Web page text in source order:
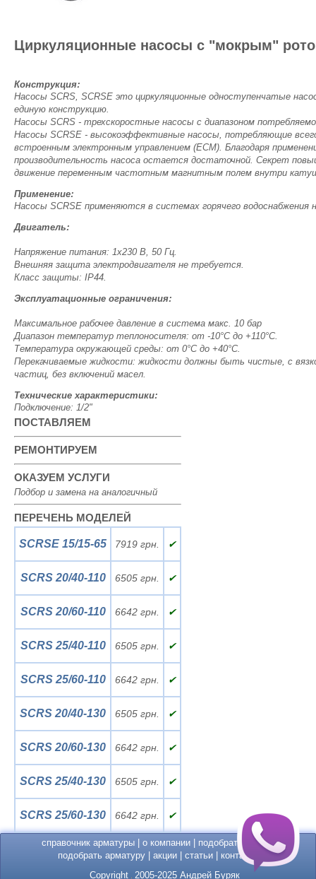
Циркуляционные насосы с "мокрым"
Конструкция:
Насосы SCRS, SCRSE это циркуляционные одноступенчатые
единую конструкцию.
Насосы SCRS - трехскоростные насосы с диапазоном
Насосы SCRSE - высокоэффективные насосы, потребляющие
встроенным электронным управлением (ЕСМ). Благодаря
производительность насоса остается достаточной. Секрет
движение переменным частотным магнитным полем внутри
Применение:
Насосы SCRSE применяются в системах горячего водоснабжения
Двигатель:
Напряжение питания: 1х230 В, 50 Гц.
Внешняя защита электродвигателя не требуется.
Класс защиты: IP44.
Эксплуатационные ограничения:
Максимальное рабочее давление в система макс. 10 бар
Диапазон температур теплоносителя: от -10°C до +110°C.
Температура окружающей среды: от 0°C до +40°C.
Перекачиваемые жидкости: жидкости должны быть чистые, с
частиц, без включений масел.
Технические характеристики:
Подключение: 1/2"
ПОСТАВЛЯЕМ
РЕМОНТИРУЕМ
ОКАЗУЕМ УСЛУГИ
Подбор и замена на аналогичный
ПЕРЕЧЕНЬ МОДЕЛЕЙ
SCRSE 15/15-65 7919 грн. ✔
SCRS 20/40-110 6505 грн. ✔
SCRS 20/60-110 6642 грн. ✔
SCRS 25/40-110 6505 грн. ✔
SCRS 25/60-110 6642 грн. ✔
SCRS 20/40-130 6505 грн. ✔
SCRS 20/60-130 6642 грн. ✔
SCRS 25/40-130 6505 грн. ✔
SCRS 25/60-130 6642 грн. ✔
справочник арматуры| о компании| подобрать насос|
подобрать арматуру| акции| статьи| контакты
Copyright 2005-2025 Андрей Буряк